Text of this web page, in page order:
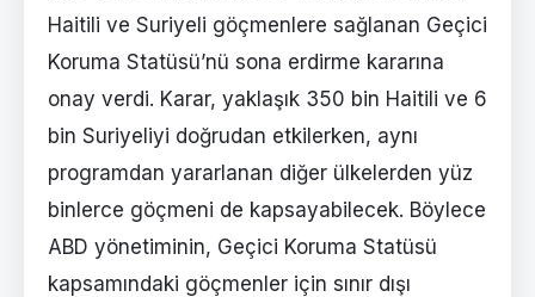
Haitili ve Suriyeli göçmenlere sağlanan Geçici
Koruma Statüsü’nü sona erdirme kararına
onay verdi. Karar, yaklaşık 350 bin Haitili ve 6
bin Suriyeliyi doğrudan etkilerken, aynı
programdan yararlanan diğer ülkelerden yüz
binlerce göçmeni de kapsayabilecek. Böylece
ABD yönetiminin, Geçici Koruma Statüsü
kapsamındaki göçmenler için sınır dışı